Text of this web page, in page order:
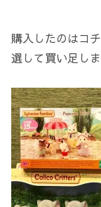
購入したのはコ
選して買い足しま